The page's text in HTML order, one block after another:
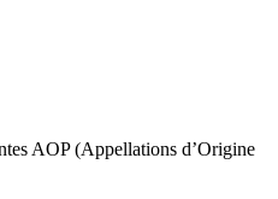
AOP (Appellations d’Origine